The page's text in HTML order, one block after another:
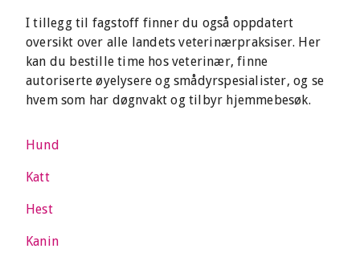
I tillegg til fagstoff finner du også oppdatert
oversikt over alle landets veterinærpraksiser. Her
kan du bestille time hos veterinær, finne
autoriserte øyelysere og smådyrspesialister, og se
hvem som har døgnvakt og tilbyr hjemmebesøk.
Hund
Katt
Hest
Kanin